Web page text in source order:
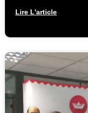
Lire L'article